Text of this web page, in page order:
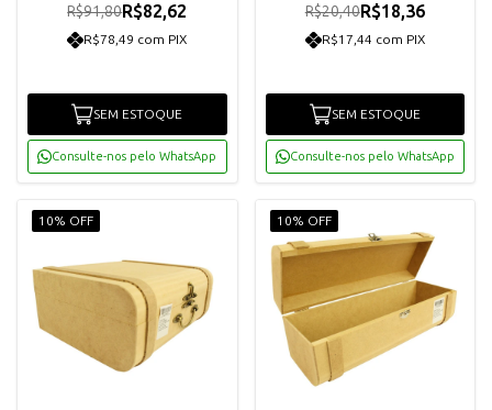
R$91,80R$82,62
R$78,49 com PIX
SEM ESTOQUE
Consulte-nos pelo WhatsApp
R$20,40R$18,36
R$17,44 com PIX
SEM ESTOQUE
Consulte-nos pelo WhatsApp
10% OFF 10% OFF